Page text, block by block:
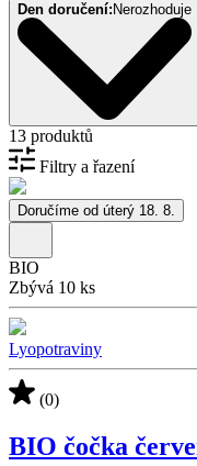
Den doručení: Nerozhoduje
13 produktů
Filtry a řazení
Doručíme od úterý 18. 8.
BIO
Zbývá 10 ks
Lyopotraviny
(0)
BIO čočka